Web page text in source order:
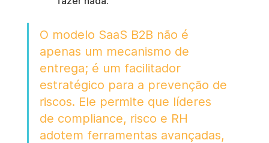
O modelo SaaS B2B não é
apenas um mecanismo de
entrega; é um facilitador
estratégico para a prevenção de
riscos. Ele permite que líderes
de compliance, risco e RH
adotem ferramentas avançadas,